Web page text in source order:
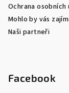
Ochrana osobních
Mohlo by vás
Naši partneři
Facebook